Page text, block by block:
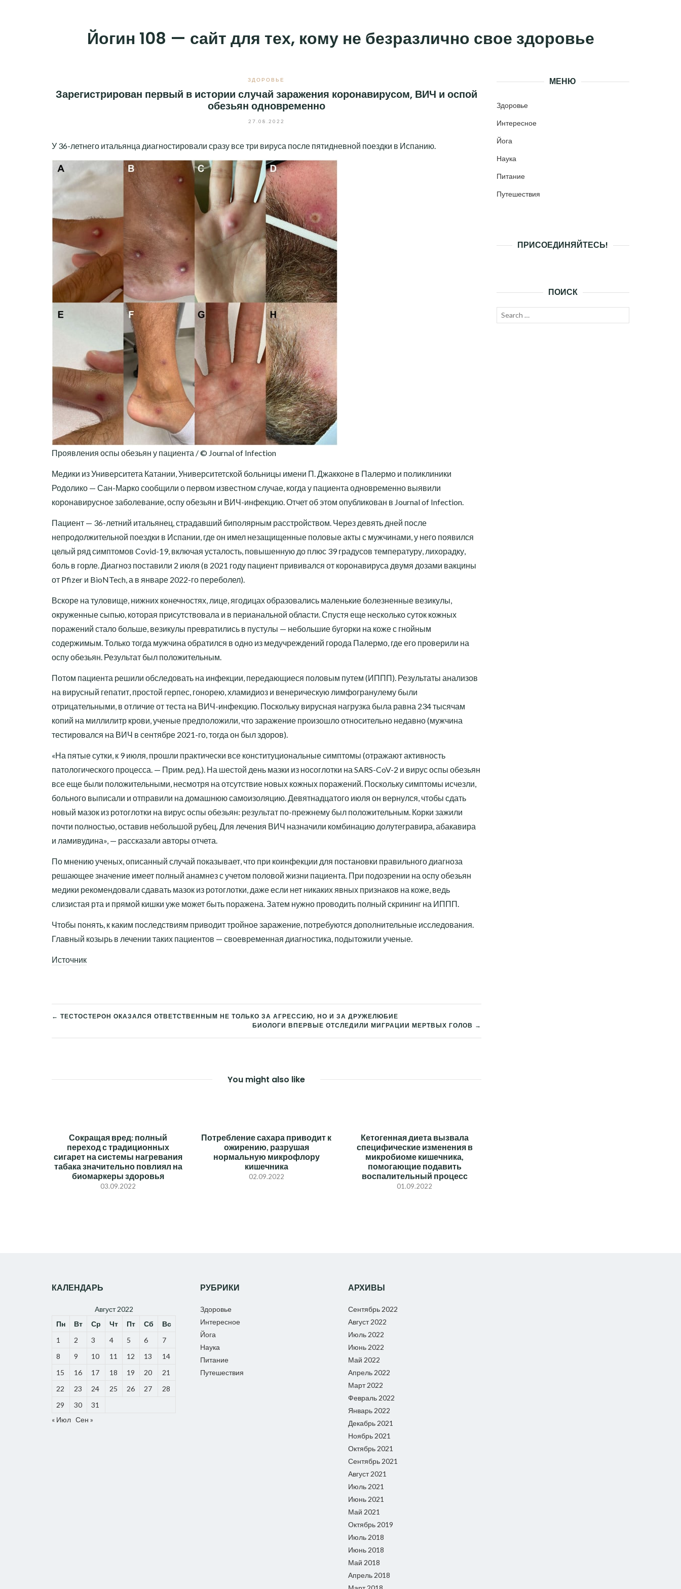
Йогин 108 — сайт для тех, кому не безразлично свое здоровье
ЗДОРОВЬЕ
Зарегистрирован первый в истории случай заражения коронавирусом, ВИЧ и оспой
обезьян одновременно
27.08.2022
У 36-летнего итальянца диагностировали сразу все три вируса после пятидневной поездки в Испанию.
Проявления оспы обезьян у пациента / © Journal of Infection
Медики из Университета Катании, Университетской больницы имени П. Джакконе в Палермо и поликлиники
Родолико — Сан-Марко сообщили о первом известном случае, когда у пациента одновременно выявили
коронавирусное заболевание, оспу обезьян и ВИЧ-инфекцию. Отчет об этом опубликован в Journal of Infection.
Пациент — 36-летний итальянец, страдавший биполярным расстройством. Через девять дней после
непродолжительной поездки в Испании, где он имел незащищенные половые акты с мужчинами, у него появился
целый ряд симптомов Covid-19, включая усталость, повышенную до плюс 39 градусов температуру, лихорадку,
боль в горле. Диагноз поставили 2 июля (в 2021 году пациент прививался от коронавируса двумя дозами вакцины
от Pfizer и BioNTech, а в январе 2022-го переболел).
Вскоре на туловище, нижних конечностях, лице, ягодицах образовались маленькие болезненные везикулы,
окруженные сыпью, которая присутствовала и в перианальной области. Спустя еще несколько суток кожных
поражений стало больше, везикулы превратились в пустулы — небольшие бугорки на коже с гнойным
содержимым. Только тогда мужчина обратился в одно из медучреждений города Палермо, где его проверили на
оспу обезьян. Результат был положительным.
Потом пациента решили обследовать на инфекции, передающиеся половым путем (ИППП). Результаты анализов
на вирусный гепатит, простой герпес, гонорею, хламидиоз и венерическую лимфогранулему были
отрицательными, в отличие от теста на ВИЧ-инфекцию. Поскольку вирусная нагрузка была равна 234 тысячам
копий на миллилитр крови, ученые предположили, что заражение произошло относительно недавно (мужчина
тестировался на ВИЧ в сентябре 2021-го, тогда он был здоров).
«На пятые сутки, к 9 июля, прошли практически все конституциональные симптомы (отражают активность
патологического процесса. — Прим. ред.). На шестой день мазки из носоглотки на SARS-CoV-2 и вирус оспы обезьян
все еще были положительными, несмотря на отсутствие новых кожных поражений. Поскольку симптомы исчезли,
больного выписали и отправили на домашнюю самоизоляцию. Девятнадцатого июля он вернулся, чтобы сдать
новый мазок из ротоглотки на вирус оспы обезьян: результат по-прежнему был положительным. Корки зажили
почти полностью, оставив небольшой рубец. Для лечения ВИЧ назначили комбинацию долутегравира, абакавира
и ламивудина», — рассказали авторы отчета.
По мнению ученых, описанный случай показывает, что при коинфекции для постановки правильного диагноза
решающее значение имеет полный анамнез с учетом половой жизни пациента. При подозрении на оспу обезьян
медики рекомендовали сдавать мазок из ротоглотки, даже если нет никаких явных признаков на коже, ведь
слизистая рта и прямой кишки уже может быть поражена. Затем нужно проводить полный скрининг на ИППП.
Чтобы понять, к каким последствиям приводит тройное заражение, потребуются дополнительные исследования.
Главный козырь в лечении таких пациентов — своевременная диагностика, подытожили ученые.
Источник
НАВИГАЦИЯ
ЗАПИСЯМ
← ТЕСТОСТЕРОН ОКАЗАЛСЯ ОТВЕТСТВЕННЫМ НЕ ТОЛЬКО ЗА АГРЕССИЮ, НО И ЗА ДРУЖЕЛЮБИЕ
БИОЛОГИ ВПЕРВЫЕ ОТСЛЕДИЛИ МИГРАЦИИ МЕРТВЫХ ГОЛОВ →
You might also like
Сокращая вред: полный
переход с традиционных
сигарет на системы нагревания
табака значительно повлиял на
биомаркеры здоровья
03.09.2022
Потребление сахара приводит к
ожирению, разрушая
нормальную микрофлору
кишечника
02.09.2022
Кетогенная диета вызвала
специфические изменения в
микробиоме кишечника,
помогающие подавить
воспалительный процесс
01.09.2022
МЕНЮ
Здоровье
Интересное
Йога
Наука
Питание
Путешествия
ПРИСОЕДИНЯЙТЕСЬ!
ПОИСК
Search
КАЛЕНДАРЬ
Август 2022
Пн
Вт Ср Чт Пт Сб
Вс
1
2 3 4 5 6
7
8
9 10 11 12 13
14
15
16 17 18 19 20
21
22
23 24 25 26 27
28
29
30
31
« Июл Сен »
РУБРИКИ
Здоровье
Интересное
Йога
Наука
Питание
Путешествия
АРХИВЫ
Сентябрь 2022
Август 2022
Июль 2022
Июнь 2022
Май 2022
Апрель 2022
Март 2022
Февраль 2022
Январь 2022
Декабрь 2021
Ноябрь 2021
Октябрь 2021
Сентябрь 2021
Август 2021
Июль 2021
Июнь 2021
Май 2021
Октябрь 2019
Июль 2018
Июнь 2018
Май 2018
Апрель 2018